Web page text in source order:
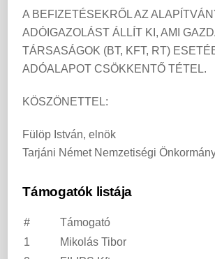
A BEFIZETÉSEKRŐL AZ
ADÓIGAZOLÁST ÁLLÍT KI, AMI
TÁRSASÁGOK (BT, KFT, RT)
ADÓALAPOT CSÖKKENTŐ TÉTEL.
KÖSZÖNETTEL:
Fülöp István, elnök
Tarjáni Német Nemzetiségi
Támogatók listája
#
Támogató
1
Mikolás Tibor